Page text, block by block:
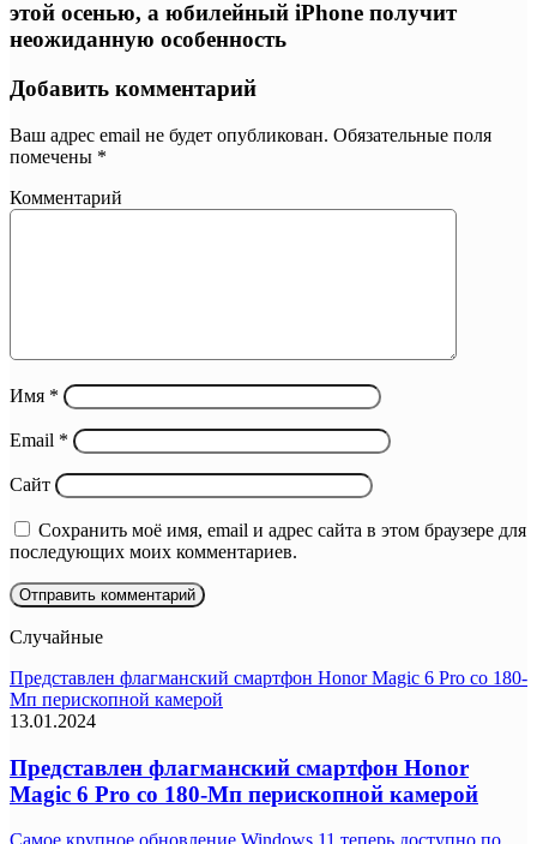
этой осенью, а юбилейный iPhone получит
неожиданную особенность
Добавить комментарий
Ваш адрес email не будет опубликован. Обязательные поля
помечены *
Комментарий
Имя *
Email *
Сайт
Сохранить моё имя, email и адрес сайта в этом браузере для
последующих моих комментариев.
Случайные
Представлен флагманский смартфон Honor Magic 6 Pro со 180-
Мп перископной камерой
13.01.2024
Представлен флагманский смартфон Honor
Magic 6 Pro со 180-Мп перископной камерой